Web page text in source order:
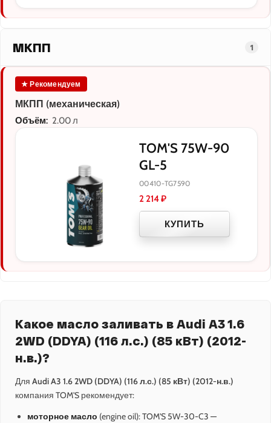
МКПП 1
★ Рекомендуем
МКПП (механическая)
Объём: 2.00 л
TOM'S 75W-90
GL-5
00410-TG7590
2 214₽
КУПИТЬ
Какое масло заливать в Audi A3 1.6
2WD (DDYA) (116 л.с.) (85 кВт) (2012-
н.в.)?
Для Audi A3 1.6 2WD (DDYA) (116 л.с.) (85 кВт) (2012-н.в.)
компания TOM'S рекомендует:
моторное масло (engine oil): TOM'S 5W-30-C3 —